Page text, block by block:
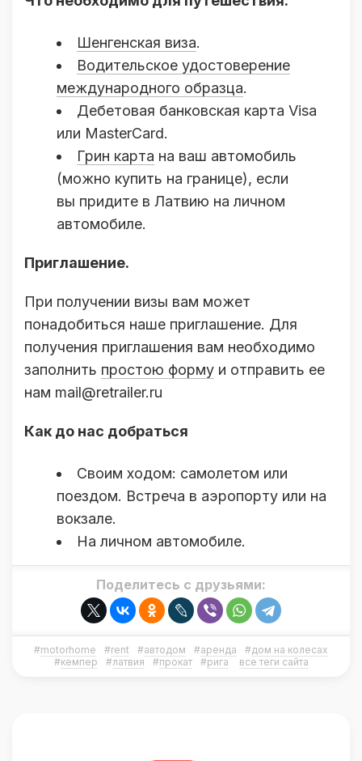
Шенгенская виза.
Водительское удостоверение
международного образца.
Дебетовая банковская карта Visa
или MasterCard.
Грин карта на ваш автомобиль
(можно купить на границе), если
вы придите в Латвию на личном
автомобиле.
Приглашение.
При получении визы вам может
понадобиться наше приглашение. Для
получения приглашения вам необходимо
заполнить простою форму и отправить ее
нам mail@retrailer.ru
Как до нас добраться
Своим ходом: самолетом или
поездом. Встреча в аэропорту или на
вокзале.
На личном автомобиле.
Поделитесь с друзьями:
#motorhome #rent #автодом #аренда #дом на колесах
#кемпер #латвия #прокат #рига все теги сайта